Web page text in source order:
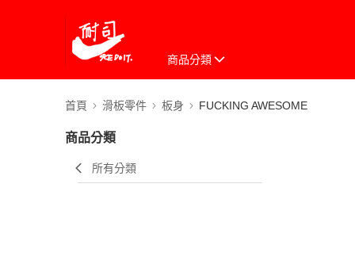
商品分類
首頁 滑板零件 板身 FUCKING AWESOME
商品分類
所有分類